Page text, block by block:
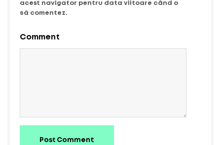
acest navigator pentru data viitoare când o
să comentez.
Comment
Post Comment